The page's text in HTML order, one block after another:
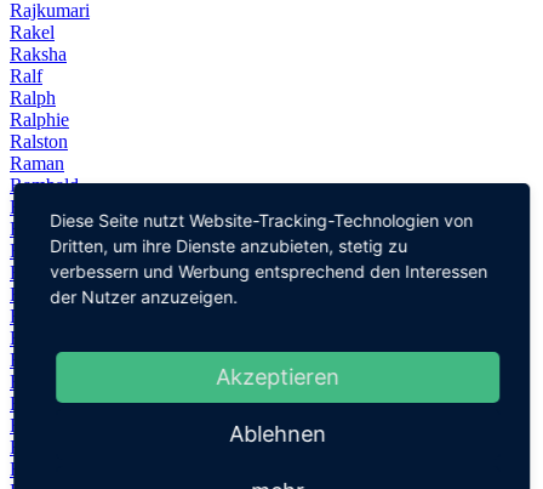
Rajkumari
Rakel
Raksha
Ralf
Ralph
Ralphie
Ralston
Raman
Rambald
Ramita
Ramla
Ramlah
Ramón
Ramon
Ramona
Ramsey
Ramya
Ramzi
Ran
Rana
Ranald
Randal
Diese Seite nutzt Website-Tracking-Technologien von
Dritten, um ihre Dienste anzubieten, stetig zu
verbessern und Werbung entsprechend den Interessen
der Nutzer anzuzeigen.
Akzeptieren
Ablehnen